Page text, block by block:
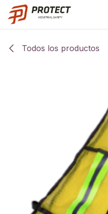
Ir al contenido
Todos los productos